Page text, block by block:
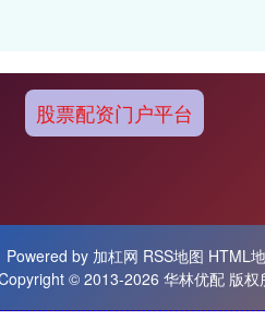
股票配资门户平台
Powered by 加杠网 RSS地图 HTML
© 2013-2026 华林优配 版权